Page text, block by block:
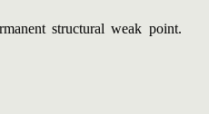
structural weak point.